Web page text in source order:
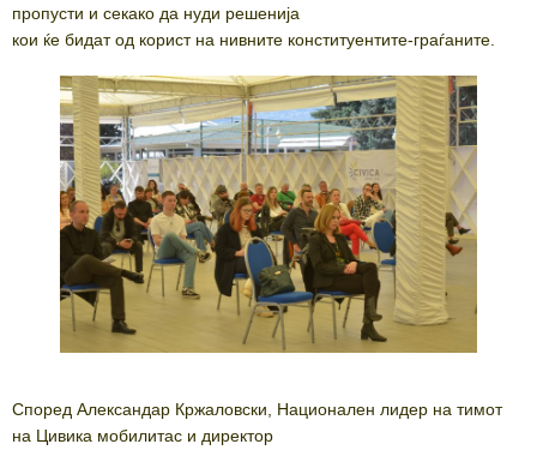
пропусти и секако да нуди решенија
кои ќе бидат од корист на нивните конституентите-граѓаните.
Според Александар Кржаловски, Национален лидер на тимот
на Цивика мобилитас и директор